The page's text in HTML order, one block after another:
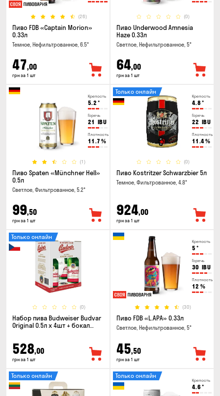
(26)
Пиво FDB «Captain Morion»
0.33л
Темное, Нефильтрованное, 6.5°
47,00
грн за 1 шт
(0)
Пиво Underwood Amnesia
Haze 0.33л
Светлое, Нефильтрованное, 5°
64,00
грн за 1 шт
Крепость
5.2 °
Горечь
21 IBU
Плотность
11.7 %
(1)
Пиво Spaten «Münchner Hell»
0.5л
Светлое, Фильтрованное, 5.2°
99,50
грн за 1 шт
Крепость
4.8 °
Горечь
22 IBU
Плотность
11.4%
(0)
Только онлайн
Пиво Kostritzer Schwarzbier 5л
Темное, Фильтрованное, 4.8°
924,00
грн за 1 шт
(0)
Только онлайн
Набор пива Budweiser Budvar
Original 0.5л х 4шт + бокал
528,00
грн за 1 шт
Крепость
5 °
Горечь
30 IBU
Плотность
12 %
(30)
Пиво FDB «L.APA» 0.33л
Светлое, Нефильтрованное, 5°
45,50
грн за 1 шт
Только онлайн
Крепость
4.6 °
Только онлайн